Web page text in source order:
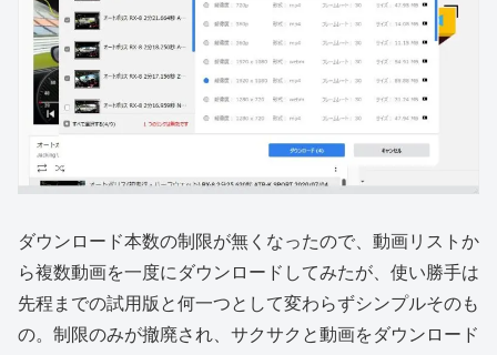
ダウンロード本数の制限が無くなったので、動画リストか
ら複数動画を一度にダウンロードしてみたが、使い勝手は
先程までの試用版と何一つとして変わらずシンプルそのも
の。制限のみが撤廃され、サクサクと動画をダウンロード